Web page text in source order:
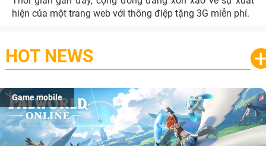
hiện của một trang web với thông điệp tặng 3G miễn phí.
HOT NEWS
Game mobile